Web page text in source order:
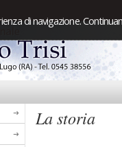
di navigazione.
La storia